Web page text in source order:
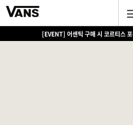
[EVENT] 어센틱 구매 시 코르티스